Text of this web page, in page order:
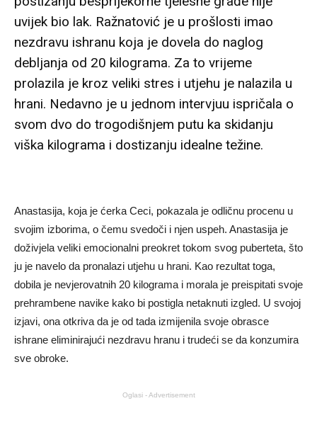
uvijek bio lak. Ražnatović je u prošlosti imao
nezdravu ishranu koja je dovela do naglog
debljanja od 20 kilograma. Za to vrijeme
prolazila je kroz veliki stres i utjehu je nalazila u
hrani. Nedavno je u jednom intervjuu ispričala o
svom dvo do trogodišnjem putu ka skidanju
viška kilograma i dostizanju idealne težine.
Anastasija, koja je ćerka Ceci, pokazala je odličnu procenu u
svojim izborima, o čemu svedoči i njen uspeh. Anastasija je
doživjela veliki emocionalni preokret tokom svog puberteta, što
ju je navelo da pronalazi utjehu u hrani. Kao rezultat toga,
dobila je nevjerovatnih 20 kilograma i morala je preispitati svoje
prehrambene navike kako bi postigla netaknuti izgled. U svojoj
izjavi, ona otkriva da je od tada izmijenila svoje obrasce
ishrane eliminirajući nezdravu hranu i trudeći se da konzumira
sve obroke.
Oglasi - Advertisement